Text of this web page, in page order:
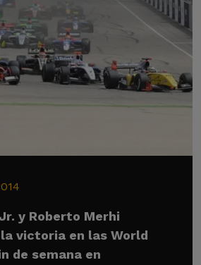
y Roberto Merhi
victoria en las World
de semana en